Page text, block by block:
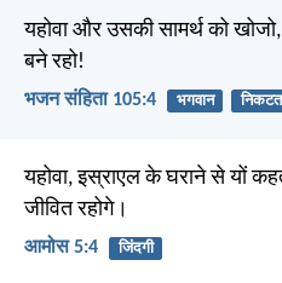
यहोवा और उसकी सामर्थ को
बने रहो!
भजन संहिता 105:4 भगवान
यहोवा, इस्राएल के घराने से यों
जीवित रहोगे।
आमोस 5:4 जिंदगी